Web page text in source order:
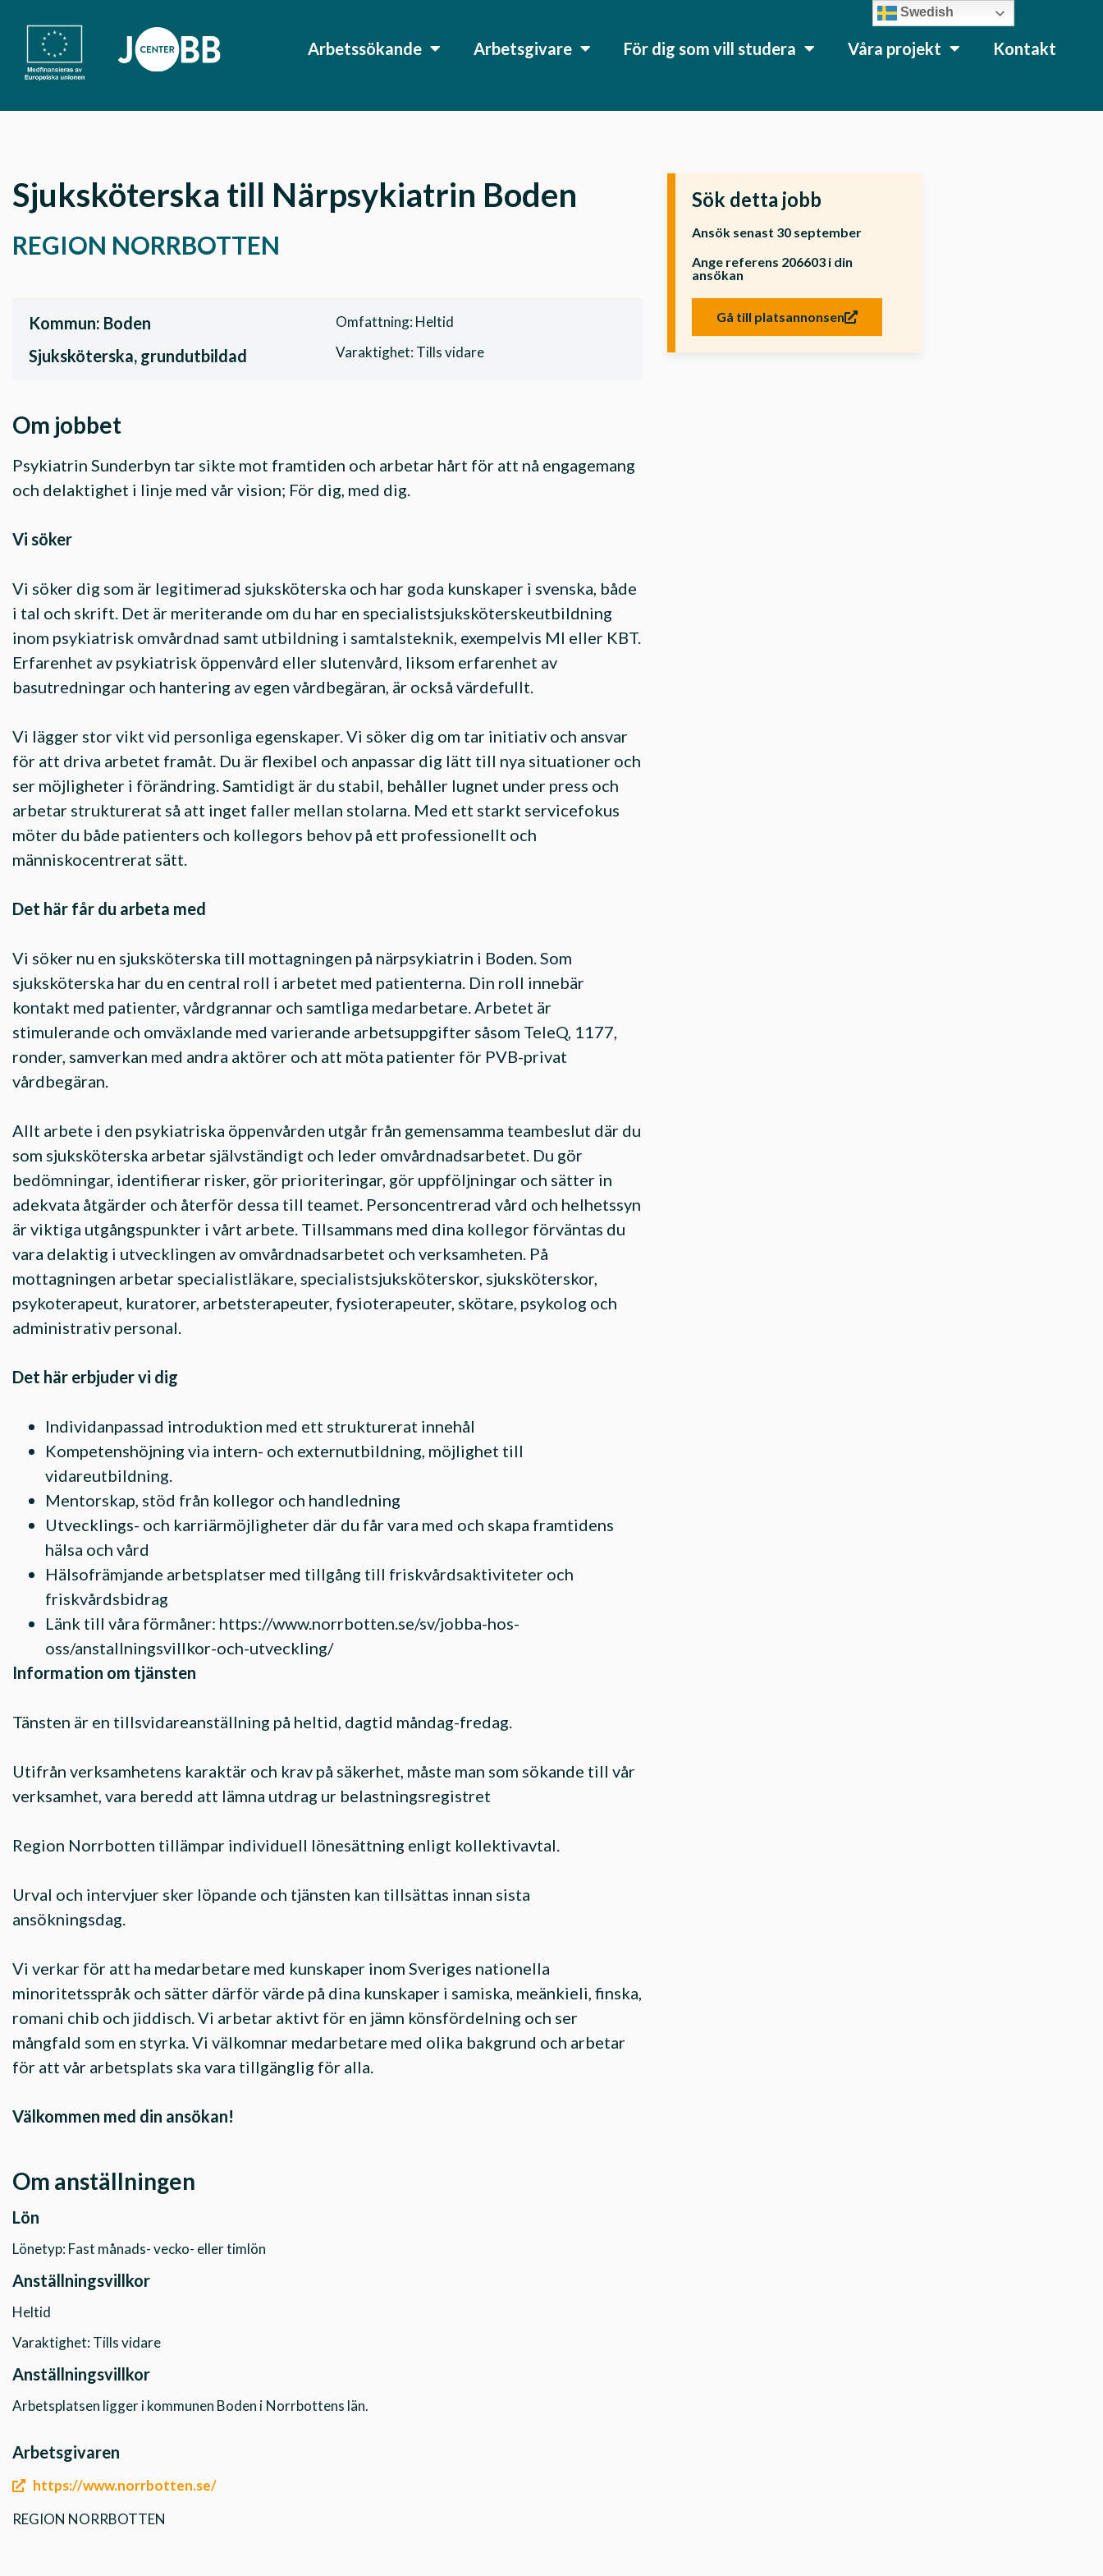
Arbetssökande Arbetsgivare För dig som vill studera Våra projekt Kontakt
Sjuksköterska till Närpsykiatrin Boden
REGION NORRBOTTEN
Kommun: Boden
Sjuksköterska, grundutbildad
Omfattning: Heltid
Varaktighet: Tills vidare
Om jobbet
Psykiatrin Sunderbyn tar sikte mot framtiden och arbetar hårt för att nå engagemang
och delaktighet i linje med vår vision; För dig, med dig.
Vi söker
Vi söker dig som är legitimerad sjuksköterska och har goda kunskaper i svenska, både
i tal och skrift. Det är meriterande om du har en specialistsjuksköterskeutbildning
inom psykiatrisk omvårdnad samt utbildning i samtalsteknik, exempelvis MI eller KBT.
Erfarenhet av psykiatrisk öppenvård eller slutenvård, liksom erfarenhet av
basutredningar och hantering av egen vårdbegäran, är också värdefullt.
Vi lägger stor vikt vid personliga egenskaper. Vi söker dig om tar initiativ och ansvar
för att driva arbetet framåt. Du är flexibel och anpassar dig lätt till nya situationer och
ser möjligheter i förändring. Samtidigt är du stabil, behåller lugnet under press och
arbetar strukturerat så att inget faller mellan stolarna. Med ett starkt servicefokus
möter du både patienters och kollegors behov på ett professionellt och
människocentrerat sätt.
Det här får du arbeta med
Vi söker nu en sjuksköterska till mottagningen på närpsykiatrin i Boden. Som
sjuksköterska har du en central roll i arbetet med patienterna. Din roll innebär
kontakt med patienter, vårdgrannar och samtliga medarbetare. Arbetet är
stimulerande och omväxlande med varierande arbetsuppgifter såsom TeleQ, 1177,
ronder, samverkan med andra aktörer och att möta patienter för PVB-privat
vårdbegäran.
Allt arbete i den psykiatriska öppenvården utgår från gemensamma teambeslut där du
som sjuksköterska arbetar självständigt och leder omvårdnadsarbetet. Du gör
bedömningar, identifierar risker, gör prioriteringar, gör uppföljningar och sätter in
adekvata åtgärder och återför dessa till teamet. Personcentrerad vård och helhetssyn
är viktiga utgångspunkter i vårt arbete. Tillsammans med dina kollegor förväntas du
vara delaktig i utvecklingen av omvårdnadsarbetet och verksamheten. På
mottagningen arbetar specialistläkare, specialistsjuksköterskor, sjuksköterskor,
psykoterapeut, kuratorer, arbetsterapeuter, fysioterapeuter, skötare, psykolog och
administrativ personal.
Det här erbjuder vi dig
Individanpassad introduktion med ett strukturerat innehål
Kompetenshöjning via intern- och externutbildning, möjlighet till
vidareutbildning.
Mentorskap, stöd från kollegor och handledning
Utvecklings- och karriärmöjligheter där du får vara med och skapa framtidens
hälsa och vård
Hälsofrämjande arbetsplatser med tillgång till friskvårdsaktiviteter och
friskvårdsbidrag
Länk till våra förmåner: https://www.norrbotten.se/sv/jobba-hos-
oss/anstallningsvillkor-och-utveckling/
Information om tjänsten
Tänsten är en tillsvidareanställning på heltid, dagtid måndag-fredag.
Utifrån verksamhetens karaktär och krav på säkerhet, måste man som sökande till vår
verksamhet, vara beredd att lämna utdrag ur belastningsregistret
Region Norrbotten tillämpar individuell lönesättning enligt kollektivavtal.
Urval och intervjuer sker löpande och tjänsten kan tillsättas innan sista
ansökningsdag.
Vi verkar för att ha medarbetare med kunskaper inom Sveriges nationella
minoritetsspråk och sätter därför värde på dina kunskaper i samiska, meänkieli, finska,
romani chib och jiddisch. Vi arbetar aktivt för en jämn könsfördelning och ser
mångfald som en styrka. Vi välkomnar medarbetare med olika bakgrund och arbetar
för att vår arbetsplats ska vara tillgänglig för alla.
Välkommen med din ansökan!
Om anställningen
Lön
Lönetyp: Fast månads- vecko- eller timlön
Anställningsvillkor
Heltid
Varaktighet: Tills vidare
Anställningsvillkor
Arbetsplatsen ligger i kommunen Boden i Norrbottens län.
Arbetsgivaren
https://www.norrbotten.se/
REGION NORRBOTTEN
Sök detta jobb
Ansök senast 30 september
Ange referens 206603 i din
ansökan
Gå till platsannonsen
Swedish